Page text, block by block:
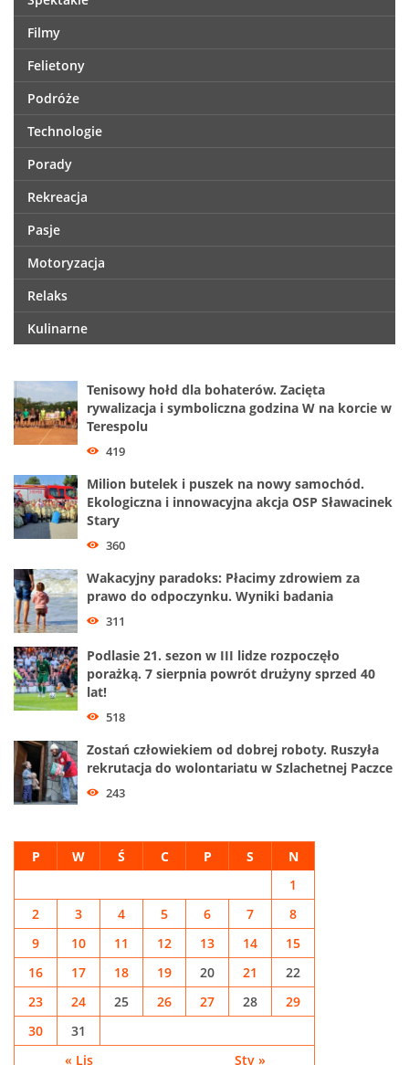
Filmy
Felietony
Podróże
Technologie
Porady
Rekreacja
Pasje
Motoryzacja
Relaks
Kulinarne
Tenisowy hołd dla bohaterów. Zacięta
rywalizacja i symboliczna godzina W na korcie w
Terespolu
419
Milion butelek i puszek na nowy samochód.
Ekologiczna i innowacyjna akcja OSP Sławacinek
Stary
360
Wakacyjny paradoks: Płacimy zdrowiem za
prawo do odpoczynku. Wyniki badania
311
Podlasie 21. sezon w III lidze rozpoczęło
porażką. 7 sierpnia powrót drużyny sprzed 40
lat!
518
Zostań człowiekiem od dobrej roboty. Ruszyła
rekrutacja do wolontariatu w Szlachetnej Paczce
243
P W Ś C P S N
« Lis Sty »
1
2
3 4 5 6 7
8
9
10 11 12 13 14
15
16
17 18 19 20 21
22
23
24 25 26 27 28
29
30
31